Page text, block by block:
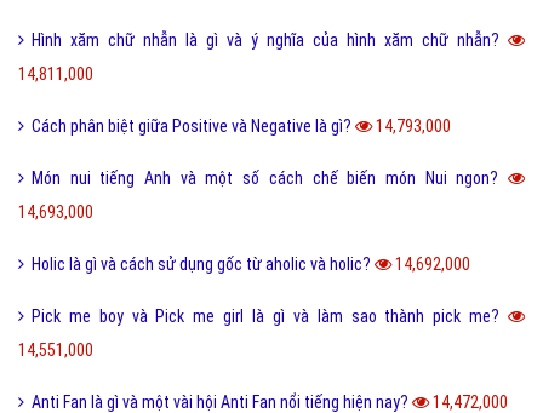
Hình xăm chữ nhẫn là gì và ý nghĩa của hình xăm chữ nhẫn?
14,811,000
Cách phân biệt giữa Positive và Negative là gì? 14,793,000
Món nui tiếng Anh và một số cách chế biến món Nui ngon?
14,693,000
Holic là gì và cách sử dụng gốc từ aholic và holic? 14,692,000
Pick me boy và Pick me girl là gì và làm sao thành pick me?
14,551,000
Anti Fan là gì và một vài hội Anti Fan nổi tiếng hiện nay? 14,472,000